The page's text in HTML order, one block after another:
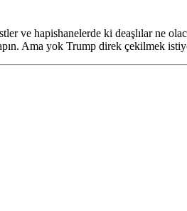
hapishanelerde ki deaşlılar ne
Ama yok Trump direk çekilmek